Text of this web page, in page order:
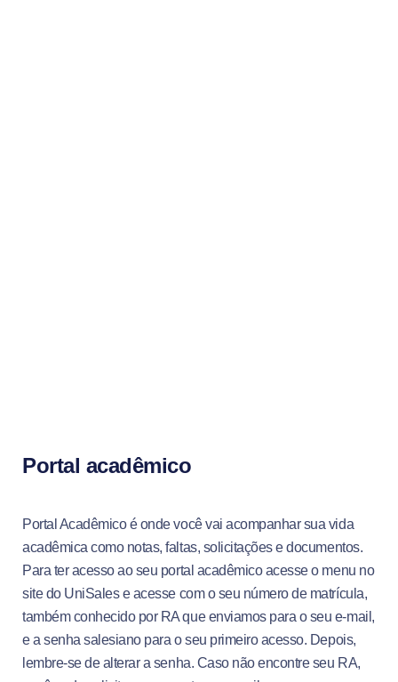
Portal acadêmico
Portal Acadêmico é onde você vai acompanhar sua vida
acadêmica como notas, faltas, solicitações e documentos.
Para ter acesso ao seu portal acadêmico acesse o menu no
site do UniSales e acesse com o seu número de matrícula,
também conhecido por RA que enviamos para o seu e-mail,
e a senha salesiano para o seu primeiro acesso. Depois,
lembre-se de alterar a senha. Caso não encontre seu RA,